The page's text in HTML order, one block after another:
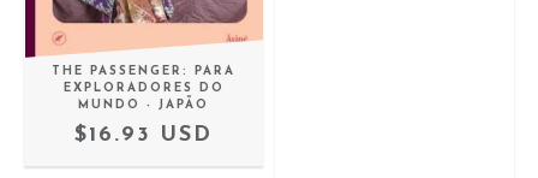
THE PASSENGER: PARA
EXPLORADORES DO
MUNDO - JAPÃO
$16.93 USD